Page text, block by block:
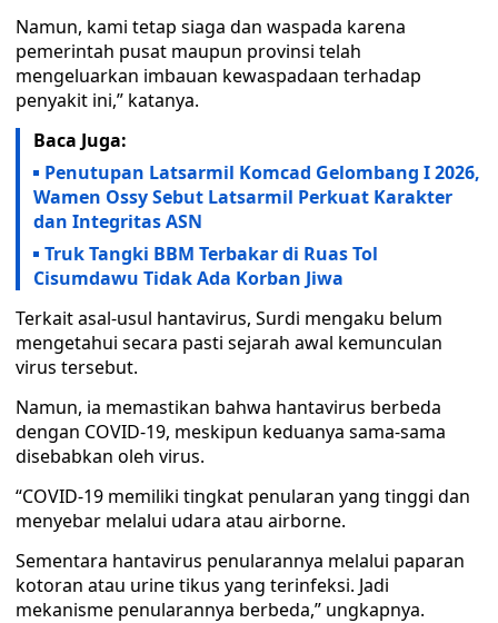
Namun, kami tetap siaga dan waspada karena
pemerintah pusat maupun provinsi telah
mengeluarkan imbauan kewaspadaan terhadap
penyakit ini,” katanya.
Baca Juga:
Penutupan Latsarmil Komcad Gelombang I 2026,
Wamen Ossy Sebut Latsarmil Perkuat Karakter
dan Integritas ASN
Truk Tangki BBM Terbakar di Ruas Tol
Cisumdawu Tidak Ada Korban Jiwa
Terkait asal-usul hantavirus, Surdi mengaku belum
mengetahui secara pasti sejarah awal kemunculan
virus tersebut.
Namun, ia memastikan bahwa hantavirus berbeda
dengan COVID-19, meskipun keduanya sama-sama
disebabkan oleh virus.
“COVID-19 memiliki tingkat penularan yang tinggi dan
menyebar melalui udara atau airborne.
Sementara hantavirus penularannya melalui paparan
kotoran atau urine tikus yang terinfeksi. Jadi
mekanisme penularannya berbeda,” ungkapnya.